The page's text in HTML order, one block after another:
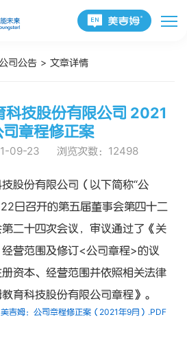
司公告 > 文章详情
科技股份有限公司 2021
章程修正案
09-23 浏览次数：12498
股份有限公司（以下简称“公
日召开的第五届董事会第四十二
二十四次会议，审议通过了《关
营范围及修订<公司章程>的议
资本、经营范围并依照相关法律
育科技股份有限公司章程》。
吉姆：公司章程修正案（2021年9月）.PDF